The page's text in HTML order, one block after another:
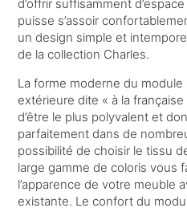
d’offrir suffisamment
puisse s’assoir
un design simple et
de la collection Charles.
La forme moderne du module
extérieure dite « à la
d’être le plus polyvalent et
parfaitement dans de
possibilité de choisir le tissu
large gamme de coloris vous
l’apparence de votre meuble
existante. Le confort du